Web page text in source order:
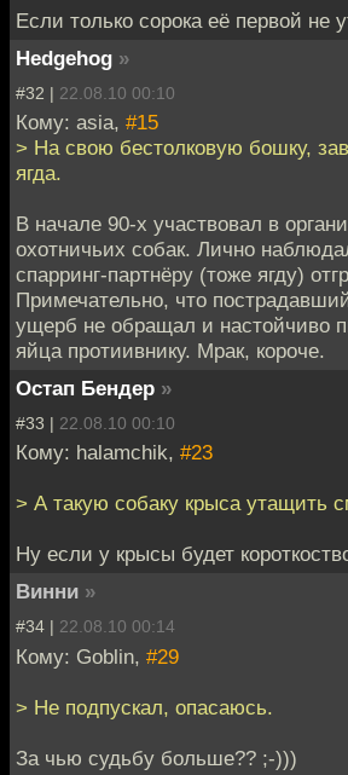
Если только сорока её первой не
Hedgehog »
#32 | 22.08.10 00:10
Кому: asia, #15
> На свою бестолковую бошку,
ягда.
В начале 90-х участвовал в
охотничьих собак. Лично
спарринг-партнёру (тоже ягду)
Примечательно, что
ущерб не обращал и настойчиво
яйца протиивнику. Мрак, короче.
Остап Бендер »
#33 | 22.08.10 00:10
Кому: halamchik, #23
> А такую собаку крыса утащить
Ну если у крысы будет
Винни »
#34 | 22.08.10 00:14
Кому: Goblin, #29
> Не подпускал, опасаюсь.
За чью судьбу больше?? ;-)))